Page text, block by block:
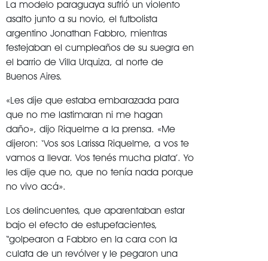
La modelo paraguaya sufrió un violento
asalto junto a su novio, el futbolista
argentino Jonathan Fabbro, mientras
festejaban el cumpleaños de su suegra en
el barrio de Villa Urquiza, al norte de
Buenos Aires.
«Les dije que estaba embarazada para
que no me lastimaran ni me hagan
daño», dijo Riquelme a la prensa. «Me
dijeron: ‘Vos sos Larissa Riquelme, a vos te
vamos a llevar. Vos tenés mucha plata’. Yo
les dije que no, que no tenía nada porque
no vivo acá».
Los delincuentes, que aparentaban estar
bajo el efecto de estupefacientes,
“golpearon a Fabbro en la cara con la
culata de un revólver y le pegaron una